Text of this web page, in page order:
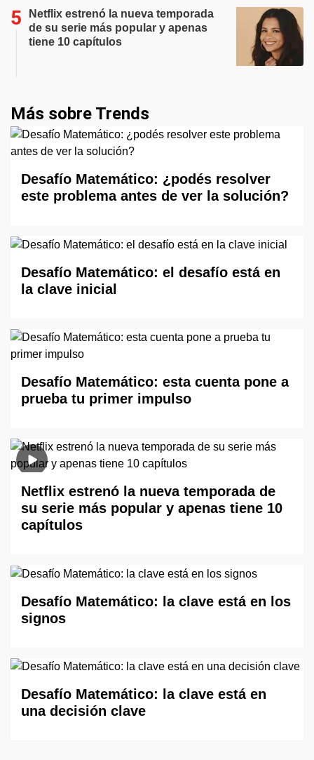
Netflix estrenó la nueva temporada
de su serie más popular y apenas
tiene 10 capítulos
Más sobre Trends
Desafío Matemático: ¿podés resolver
este problema antes de ver la solución?
Desafío Matemático: el desafío está en
la clave inicial
Desafío Matemático: esta cuenta pone a
prueba tu primer impulso
Netflix estrenó la nueva temporada de
su serie más popular y apenas tiene 10
capítulos
Desafío Matemático: la clave está en los
signos
Desafío Matemático: la clave está en
una decisión clave